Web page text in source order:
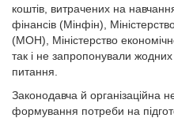
коштів, витрачених на
фінансів (Мінфін),
(МОН), Міністерство
так і не запропонували
питання.
Законодавча й організаційна
формування потреби на